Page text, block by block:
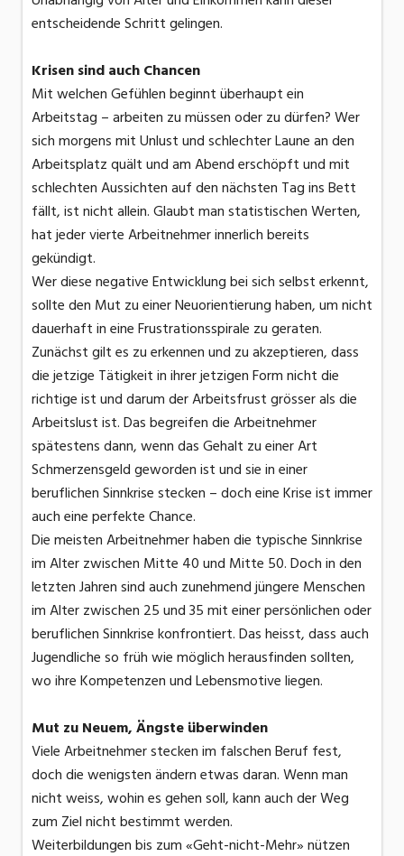
entscheidende Schritt gelingen.
Krisen sind auch Chancen
Mit welchen Gefühlen beginnt überhaupt ein
Arbeitstag – arbeiten zu müssen oder zu dürfen? Wer
sich morgens mit Unlust und schlechter Laune an den
Arbeitsplatz quält und am Abend erschöpft und mit
schlechten Aussichten auf den nächsten Tag ins Bett
fällt, ist nicht allein. Glaubt man statistischen Werten,
hat jeder vierte Arbeitnehmer innerlich bereits
gekündigt.
Wer diese negative Entwicklung bei sich selbst erkennt,
sollte den Mut zu einer Neuorientierung haben, um nicht
dauerhaft in eine Frustrationsspirale zu geraten.
Zunächst gilt es zu erkennen und zu akzeptieren, dass
die jetzige Tätigkeit in ihrer jetzigen Form nicht die
richtige ist und darum der Arbeitsfrust grösser als die
Arbeitslust ist. Das begreifen die Arbeitnehmer
spätestens dann, wenn das Gehalt zu einer Art
Schmerzensgeld geworden ist und sie in einer
beruflichen Sinnkrise stecken – doch eine Krise ist immer
auch eine perfekte Chance.
Die meisten Arbeitnehmer haben die typische Sinnkrise
im Alter zwischen Mitte 40 und Mitte 50. Doch in den
letzten Jahren sind auch zunehmend jüngere Menschen
im Alter zwischen 25 und 35 mit einer persönlichen oder
beruflichen Sinnkrise konfrontiert. Das heisst, dass auch
Jugendliche so früh wie möglich herausfinden sollten,
wo ihre Kompetenzen und Lebensmotive liegen.
Mut zu Neuem, Ängste überwinden
Viele Arbeitnehmer stecken im falschen Beruf fest,
doch die wenigsten ändern etwas daran. Wenn man
nicht weiss, wohin es gehen soll, kann auch der Weg
zum Ziel nicht bestimmt werden.
Weiterbildungen bis zum «Geht-nicht-Mehr» nützen